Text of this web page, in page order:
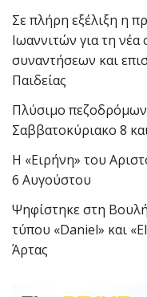
Σε πλήρη εξέλιξη η
Ιωαννιτών για τη
συναντήσεων και
Παιδείας
Πλύσιμο
Σαββατοκύριακο 8
Η «Ειρήνη» του
6 Αυγούστου
Ψηφίστηκε στη
τύπου «Daniel» και
Άρτας